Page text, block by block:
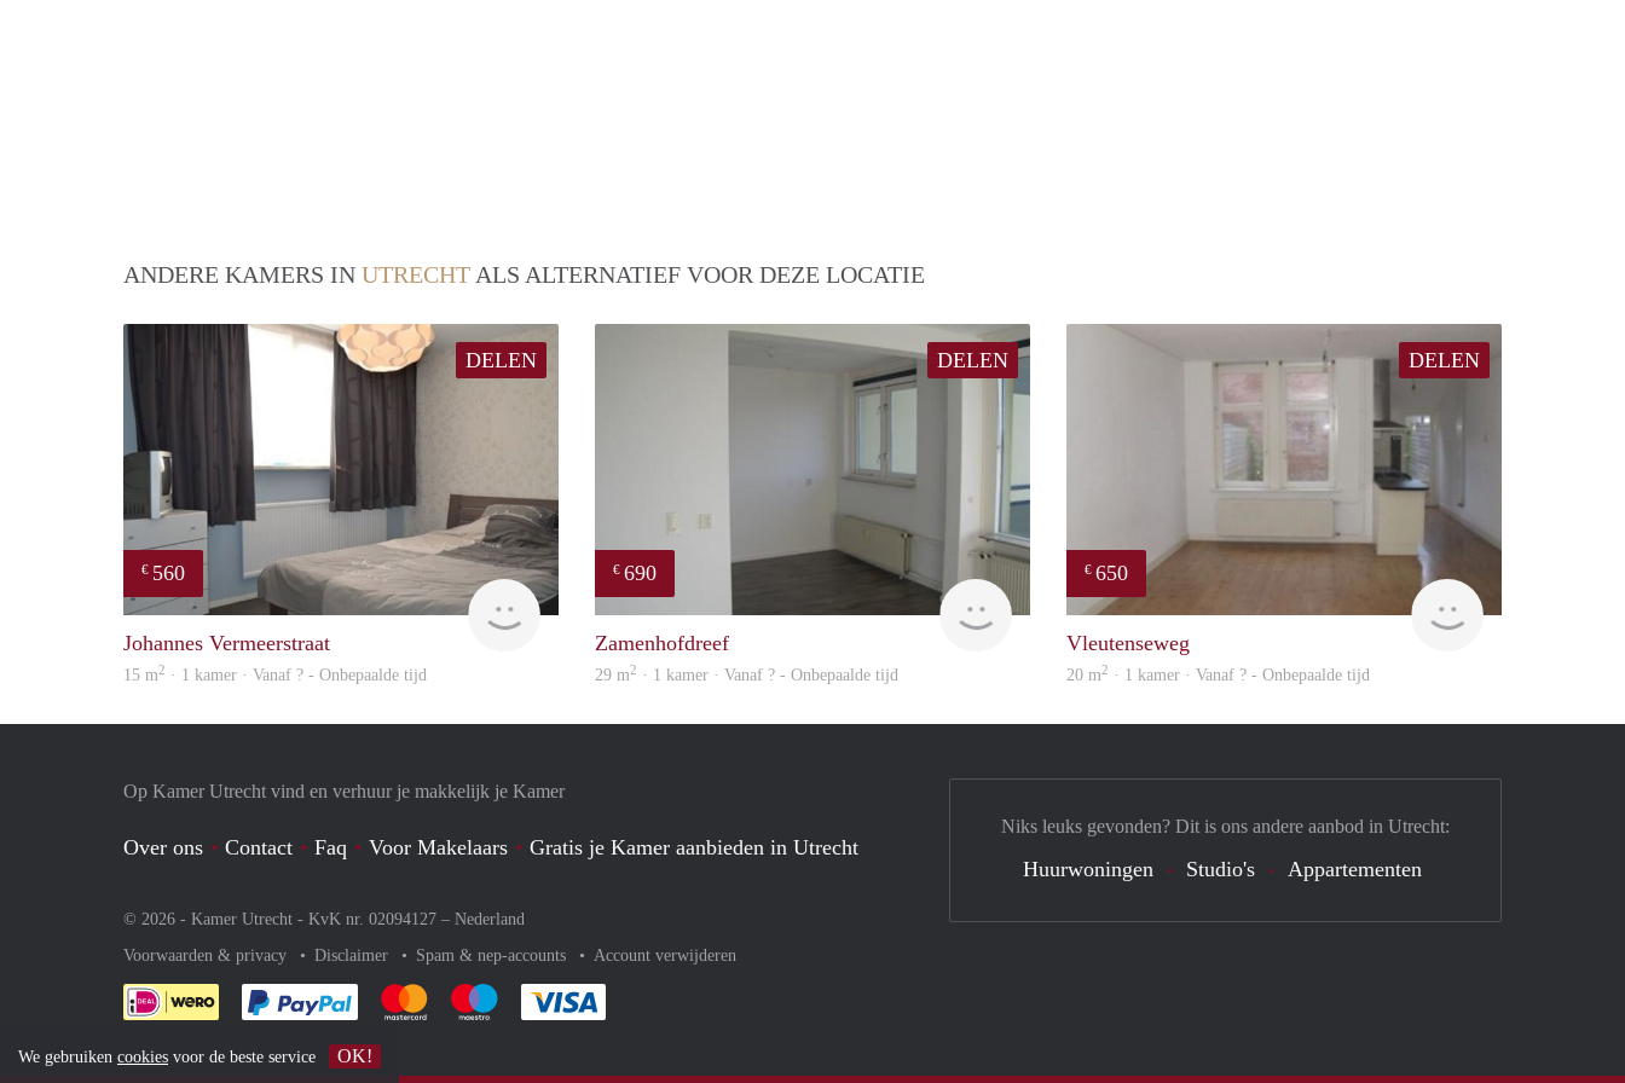
ANDERE KAMERS IN UTRECHT ALS ALTERNATIEF VOOR DEZE LOCATIE
DELEN
€ 560
Woning
Johannes Vermeerstraat
15 m2 · 1 kamer · Vanaf ? - Onbepaalde tijd
DELEN
€ 690
Zamenhofdreef
29 m2 · 1 kamer · Vanaf ? - Onbepaalde tijd
DELEN
€ 650
Vleutenseweg
20 m2 · 1 kamer · Vanaf ? - Onbepaalde tijd
Op Kamer Utrecht vind en verhuur je makkelijk je Kamer
Over ons Contact Faq Voor Makelaars Gratis je Kamer aanbieden in Utrecht
© 2026 - Kamer Utrecht - KvK nr. 02094127 – Nederland
Voorwaarden & privacy
Disclaimer Spam & nep-accounts Account verwijderen
Je rekent gemakkelijk af met Paypal
Je rekent gemakkelijk af met Mastercard
Je rekent gemakkelijk af met Meastro
Niks leuks gevonden? Dit is ons andere aanbod in Utrecht:
Huurwoningen Studio's Appartementen
We gebruiken cookies voor de beste service OK!